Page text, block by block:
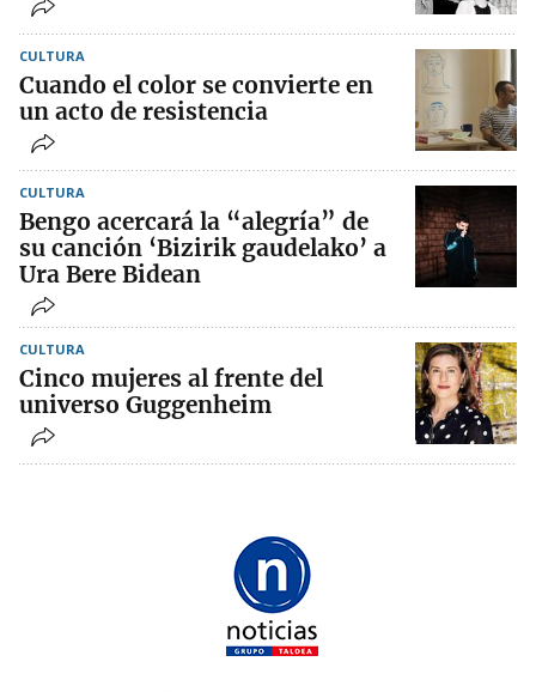
CULTURA
Cuando el color se convierte en
un acto de resistencia
CULTURA
Bengo acercará la “alegría” de
su canción ‘Bizirik gaudelako’ a
Ura Bere Bidean
CULTURA
Cinco mujeres al frente del
universo Guggenheim